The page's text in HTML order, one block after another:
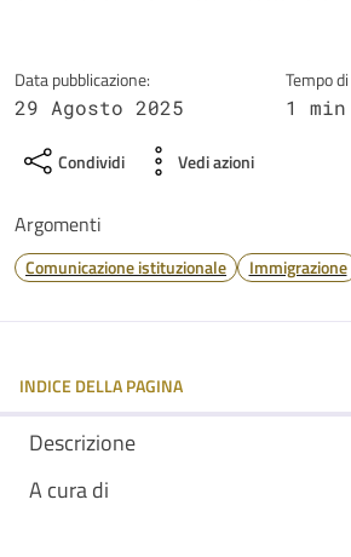
Data pubblicazione:
29 Agosto 2025
Tempo
1 min
Condividi Vedi azioni
Argomenti
Comunicazione istituzionale Immigrazione
INDICE DELLA PAGINA
Descrizione
A cura di